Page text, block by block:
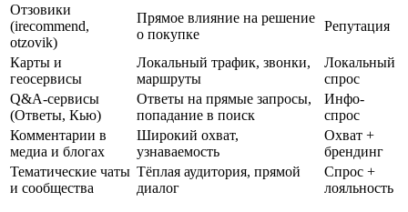
Отзовики
(irecommend,
otzovik)
Прямое влияние на решение
о покупке
Репутация
Карты и
геосервисы
Локальный трафик, звонки,
маршруты
Локальный
спрос
Q&A-сервисы
(Ответы, Кью)
Ответы на прямые запросы,
попадание в поиск
Инфо-
спрос
Комментарии в
медиа и блогах
Широкий охват,
узнаваемость
Охват +
брендинг
Тематические чаты
и сообщества
Тёплая аудитория, прямой
диалог
Спрос +
лояльность